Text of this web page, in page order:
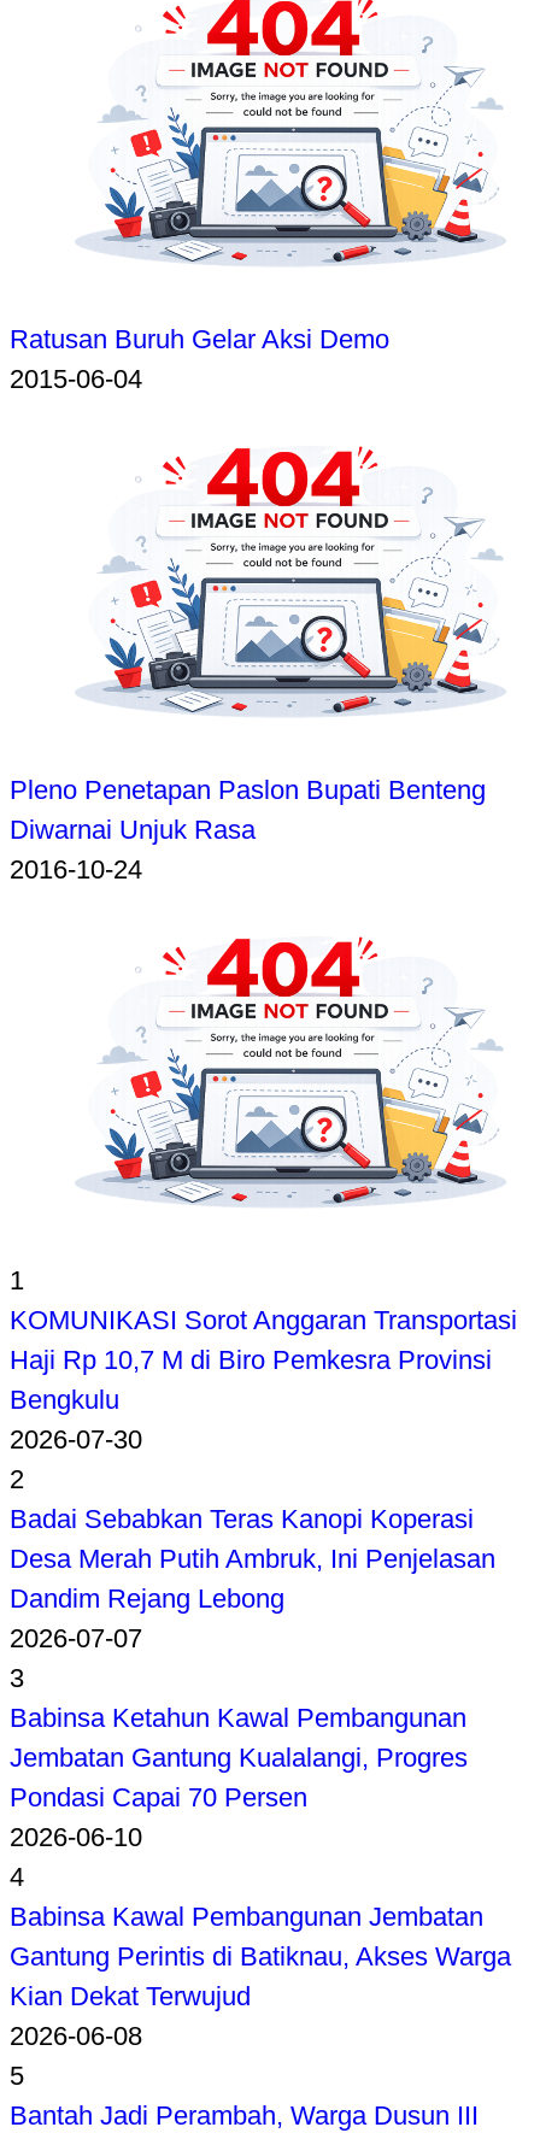
Ratusan Buruh Gelar Aksi Demo
2015-06-04
Pleno Penetapan Paslon Bupati Benteng
Diwarnai Unjuk Rasa
2016-10-24
1
KOMUNIKASI Sorot Anggaran Transportasi
Haji Rp 10,7 M di Biro Pemkesra Provinsi
Bengkulu
2026-07-30
2
Badai Sebabkan Teras Kanopi Koperasi
Desa Merah Putih Ambruk, Ini Penjelasan
Dandim Rejang Lebong
2026-07-07
3
Babinsa Ketahun Kawal Pembangunan
Jembatan Gantung Kualalangi, Progres
Pondasi Capai 70 Persen
2026-06-10
4
Babinsa Kawal Pembangunan Jembatan
Gantung Perintis di Batiknau, Akses Warga
Kian Dekat Terwujud
2026-06-08
5
Bantah Jadi Perambah, Warga Dusun III